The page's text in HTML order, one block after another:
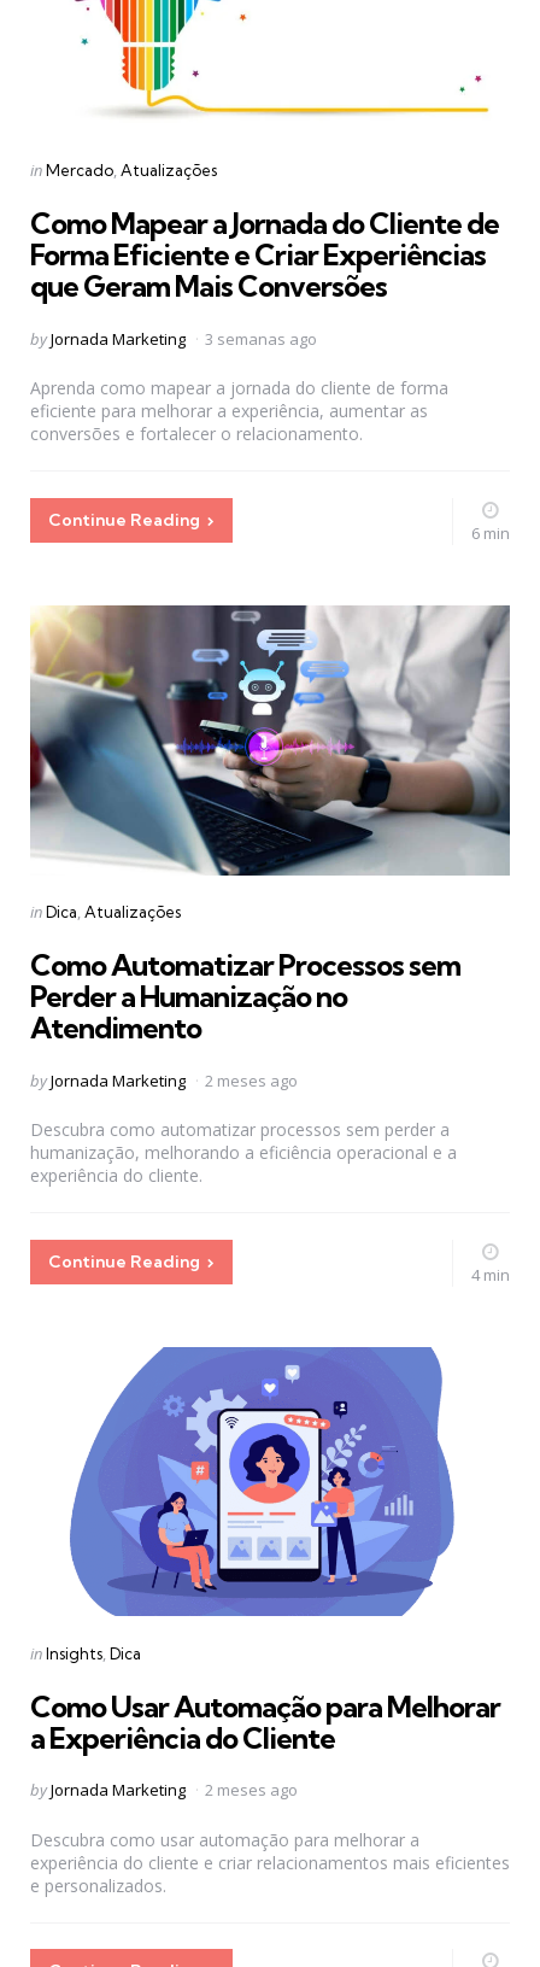
Categories
Posted
inMercado Atualizações
Como Mapear a Jornada do Cliente de
Forma Eficiente e Criar Experiências
que Geram Mais Conversões
Posted
byJornada Marketing 3 semanas ago
Aprenda como mapear a jornada do cliente de forma
eficiente para melhorar a experiência, aumentar as
conversões e fortalecer o relacionamento.
Continue Reading
6 min
Categories
Posted
inDica Atualizações
Como Automatizar Processos sem
Perder a Humanização no
Atendimento
Posted
byJornada Marketing 2 meses ago
Descubra como automatizar processos sem perder a
humanização, melhorando a eficiência operacional e a
experiência do cliente.
Continue Reading
4 min
Categories
Posted
inInsights Dica
Como Usar Automação para Melhorar
a Experiência do Cliente
Posted
byJornada Marketing 2 meses ago
Descubra como usar automação para melhorar a
experiência do cliente e criar relacionamentos mais eficientes
e personalizados.